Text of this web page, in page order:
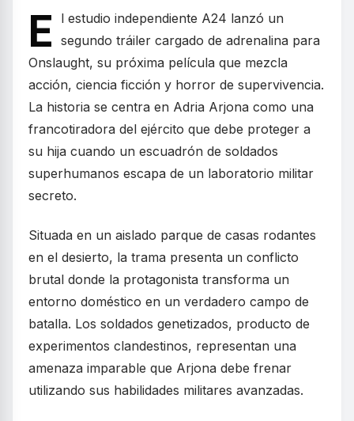
E
l estudio independiente A24 lanzó un
segundo tráiler cargado de adrenalina para
Onslaught, su próxima película que mezcla
acción, ciencia ficción y horror de supervivencia.
La historia se centra en Adria Arjona como una
francotiradora del ejército que debe proteger a
su hija cuando un escuadrón de soldados
superhumanos escapa de un laboratorio militar
secreto.
Situada en un aislado parque de casas rodantes
en el desierto, la trama presenta un conflicto
brutal donde la protagonista transforma un
entorno doméstico en un verdadero campo de
batalla. Los soldados genetizados, producto de
experimentos clandestinos, representan una
amenaza imparable que Arjona debe frenar
utilizando sus habilidades militares avanzadas.